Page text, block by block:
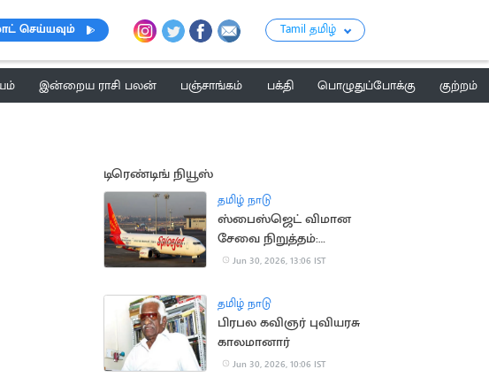
செய்யவும் Tamil தமிழ்
இன்றைய ராசி பலன் பஞ்சாங்கம் பக்தி பொழுதுப்போக்கு
குற்றம்
டிரெண்டிங் நியூஸ்
தமிழ் நாடு
ஸ்பைஸ்ஜெட் விமான
சேவை நிறுத்தம்:
பயணிகள் அவதி
Jun 30, 2026, 13:06 IST
தமிழ் நாடு
பிரபல கவிஞர் புவியரசு
காலமானார்
Jun 30, 2026, 10:06 IST